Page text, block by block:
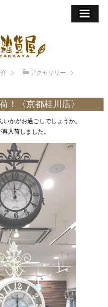
アクセサリー
！〈京都桂川店〉
かがお過ごしでしょうか。
入荷しました。